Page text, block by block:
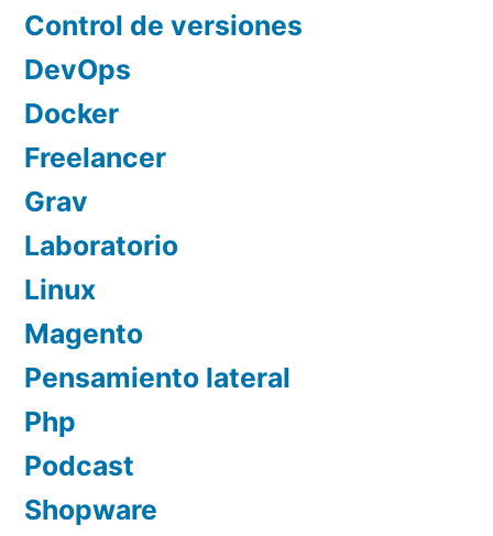
Control de versiones
DevOps
Docker
Freelancer
Grav
Laboratorio
Linux
Magento
Pensamiento lateral
Php
Podcast
Shopware